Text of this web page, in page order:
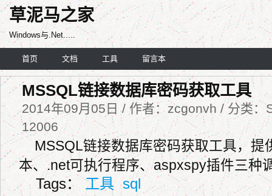
草泥马之家
Windows与.Net.....
首页 文档 工具 留言本
MSSQL链接数据库密码获取工具
2014年09月05日 / 作者：zcgonvh / 分类：
12006
MSSQL链接数据库密码获取工具，提
本、.net可执行程序、aspxspy插件三种
Tags：工具 sql